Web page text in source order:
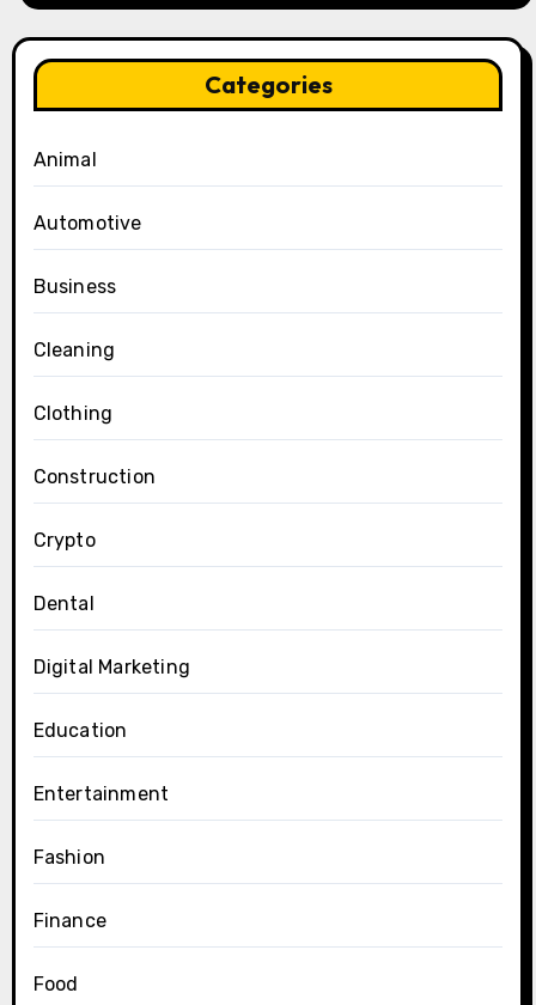
Categories
Animal
Automotive
Business
Cleaning
Clothing
Construction
Crypto
Dental
Digital Marketing
Education
Entertainment
Fashion
Finance
Food